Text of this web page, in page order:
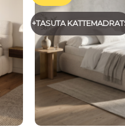
+TASUTA